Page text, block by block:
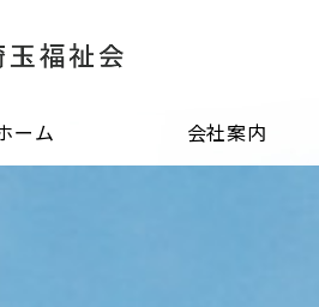
ーム 会社案内